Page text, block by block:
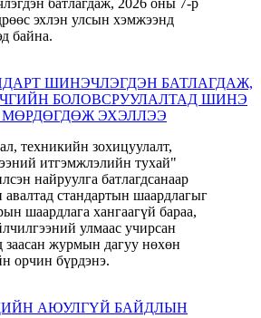
ШИНЭЧЛЭГДЭН БАТЛАГДАЖ,
БОЛОВСРУУЛАЛТАД ШИНЭ
ЭХЭЛЛЭЭ
АЮУЛГҮЙ БАЙДЛЫН